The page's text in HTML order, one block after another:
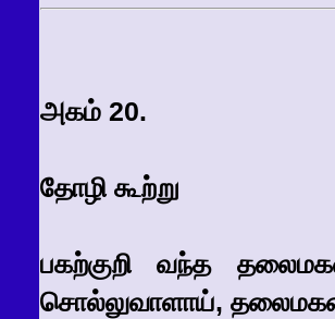
அகம் 20.
தோழி கூற்று
பகற்குறி வந்த
சொல்லுவாளாய்,